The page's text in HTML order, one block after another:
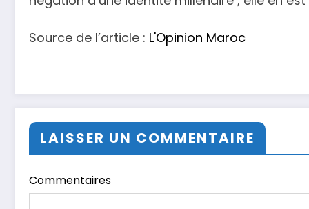
Source de l’article : L'Opinion Maroc
LAISSER UN COMMENTAIRE
Commentaires